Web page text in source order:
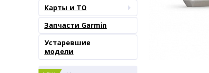
Карты и ТО
Запчасти Garmin
Устаревшие
модели